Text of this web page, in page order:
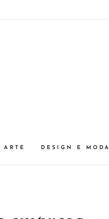
ARTE DESIGN E MODA